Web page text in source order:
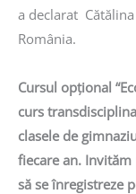
a declarat
România.
Cursul opțional
curs
clasele de
fiecare an.
să se înregistreze